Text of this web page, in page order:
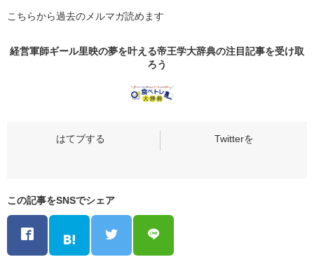
こちらから過去のメルマガ読めます
経営軍師ギール里映の夢を叶える帝王学大辞典の注目記事を受け取
ろう
この記事をSNSでシェア